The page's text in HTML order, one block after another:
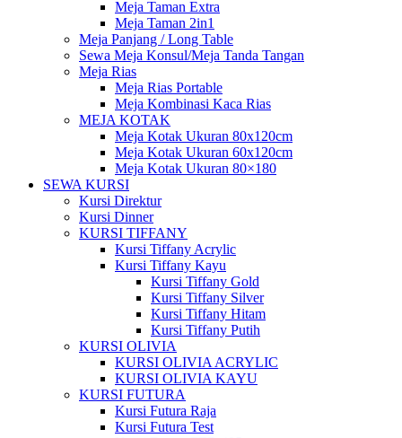
Meja Taman Extra
Meja Taman 2in1
Meja Panjang / Long Table
Sewa Meja Konsul/Meja Tanda Tangan
Meja Rias
Meja Rias Portable
Meja Kombinasi Kaca Rias
MEJA KOTAK
Meja Kotak Ukuran 80x120cm
Meja Kotak Ukuran 60x120cm
Meja Kotak Ukuran 80×180
SEWA KURSI
Kursi Direktur
Kursi Dinner
KURSI TIFFANY
Kursi Tiffany Acrylic
Kursi Tiffany Kayu
Kursi Tiffany Gold
Kursi Tiffany Silver
Kursi Tiffany Hitam
Kursi Tiffany Putih
KURSI OLIVIA
KURSI OLIVIA ACRYLIC
KURSI OLIVIA KAYU
KURSI FUTURA
Kursi Futura Raja
Kursi Futura Test